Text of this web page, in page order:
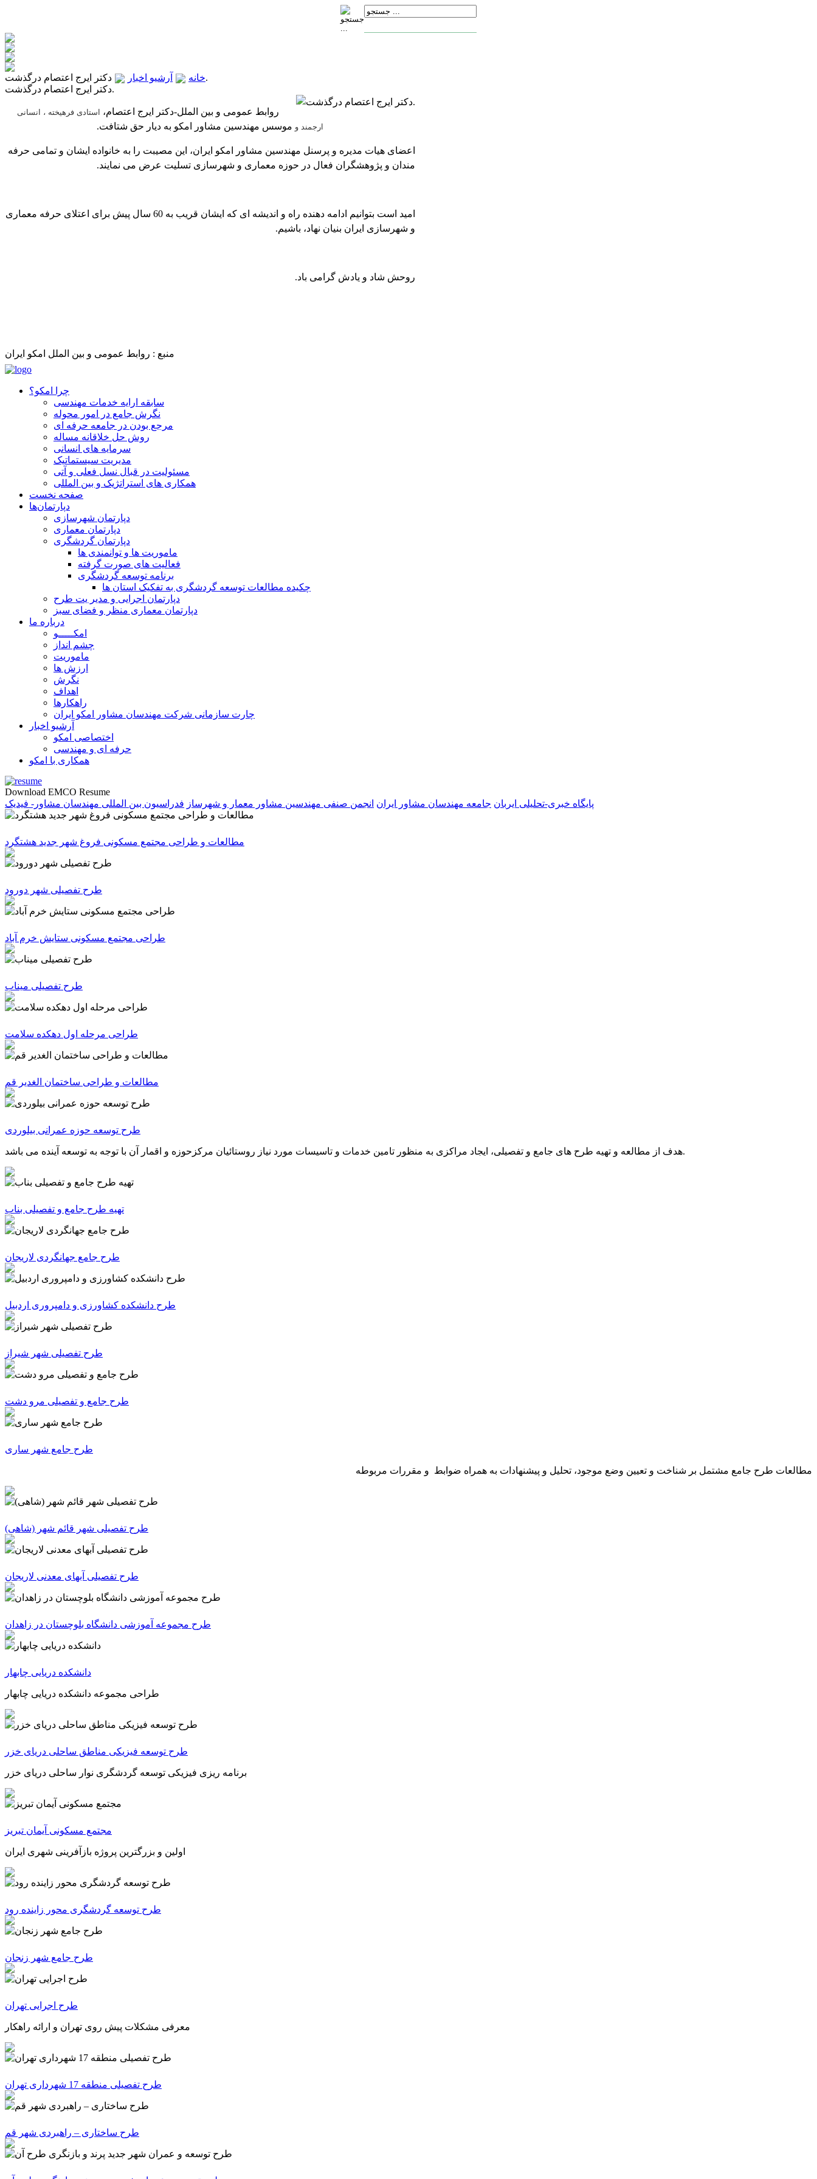
خانه آرشیو اخبار
دکتر ایرج اعتصام درگذشت.
دکتر ایرج اعتصام درگذشت.
روابط عمومی و بین الملل-دکتر ایرج اعتصام، استادی فرهیخته ، انسانی
ارجمند و موسس مهندسین مشاور امکو به دیار حق شتافت.
اعضای هیات مدیره و پرسنل مهندسین مشاور امکو ایران، این مصیبت را به خانواده ایشان و تمامی حرفه
مندان و پژوهشگران فعال در حوزه معماری و شهرسازی تسلیت عرض می نمایند.
امید است بتوانیم ادامه دهنده راه و اندیشه ای که ایشان قریب به 60 سال پیش برای اعتلای حرفه معماری
و شهرسازی ایران بنیان نهاد، باشیم.
روحش شاد و یادش گرامی باد.
منبع : روابط عمومی و بین الملل امکو ایران
چرا امکو؟
سابقه ارایه خدمات مهندسی
نگرش جامع در امور محوله
مرجع بودن در جامعه حرفه ای
روش حل خلاقانه مساله
سرمایه‏ های انسانی
مدیریت سیستماتیک
مسئولیت در قبال نسل فعلی و آتی
همکاری‏ های استراتژیک و بین‏ المللی
صفحه نخست
دپارتمان‌ها
دپارتمان شهرسازی
دپارتمان معماری
دپارتمان گردشگری
ماموریت ها و توانمندی ها
فعالیت های صورت گرفته
برنامه توسعه گردشگری
چکیده مطالعات توسعه گردشگری به تفکیک استان ها
دپارتمان اجرایی و مدیر یت طرح
دپارتمان معماری منظر و فضای سبز
درباره ما
امکـــــو
چشم انداز
ماموریت
ارزش ها
نگرش
اهداف
راهکارها
چارت سازمانی شرکت مهندسان مشاور امکو ایران
آرشیو اخبار
اختصاصی امکو
حرفه ای و مهندسی
همکاری با امکو
Download EMCO Resume
پایگاه خبری-تحلیلی ایربان جامعه مهندسان مشاور ایران انجمن صنفی مهندسین مشاور معمار و شهرساز فدراسیون بین المللی مهندسان مشاور- فیدیک
مطالعات و طراحی مجتمع مسکونی فروغ شهر جدید هشتگرد
طرح تفصیلی شهر دورود
طراحی مجتمع مسکونی ستایش خرم آباد
طرح تفصیلی میناب
طراحی مرحله اول دهکده سلامت
مطالعات و طراحی ساختمان الغدیر قم
طرح توسعه حوزه عمرانی بیلوردی
هدف از مطالعه و تهیه طرح های جامع و تفصیلی، ایجاد مراکزی به منظور تامین خدمات و تاسیسات مورد نیاز روستائیان مرکزحوزه و اقمار آن با توجه به توسعه آینده می باشد.
تهیه طرح جامع و تفصیلی بناب
طرح جامع جهانگردی لاریجان
طرح دانشکده کشاورزی و دامپروری اردبیل
طرح تفصیلی شهر شیراز
طرح جامع و تفصیلی مرو دشت
طرح جامع شهر ساری
مطالعات طرح جامع مشتمل بر شناخت و تعیین وضع موجود، تحلیل و پیشنهادات به همراه ضوابط و مقررات مربوطه
(طرح تفصیلی شهر قائم شهر (شاهی
طرح تفصیلی آبهای معدنی لاریجان
طرح مجموعه آموزشی دانشگاه بلوچستان در زاهدان
دانشکده دریایی چابهار
طراحی مجموعه دانشکده دریایی چابهار
طرح توسعه فیزیکی مناطق ساحلی دریای خزر
مجتمع مسکونی آیمان تبریز
اولین و بزرگترین پروژه بازآفرینی شهری ایران
طرح توسعه گردشگری محور زاینده رود
طرح جامع شهر زنجان
طرح اجرایی تهران
طرح تفصیلی منطقه 17 شهرداری تهران
طرح ساختاری – راهبردی شهر قم